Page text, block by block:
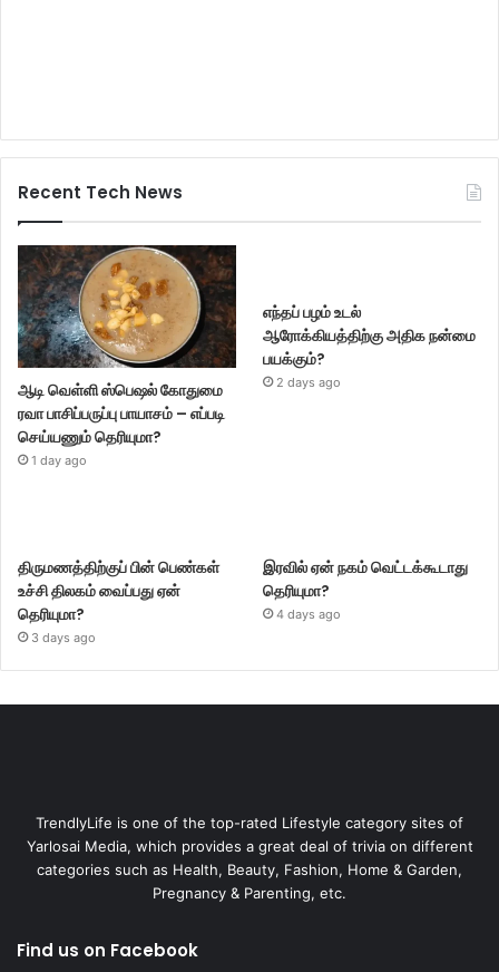
Recent Tech News
ஆடி வெள்ளி ஸ்பெஷல் கோதுமை
ரவா பாசிப்பருப்பு பாயாசம் – எப்படி
செய்யணும் தெரியுமா?
1 day ago
எந்தப் பழம் உடல்
ஆரோக்கியத்திற்கு அதிக நன்மை
பயக்கும்?
2 days ago
திருமணத்திற்குப் பின் பெண்கள்
உச்சி திலகம் வைப்பது ஏன்
தெரியுமா?
3 days ago
இரவில் ஏன் நகம் வெட்டக்கூடாது
தெரியுமா?
4 days ago
TrendlyLife is one of the top-rated Lifestyle category sites of
Yarlosai Media, which provides a great deal of trivia on different
categories such as Health, Beauty, Fashion, Home & Garden,
Pregnancy & Parenting, etc.
Find us on Facebook